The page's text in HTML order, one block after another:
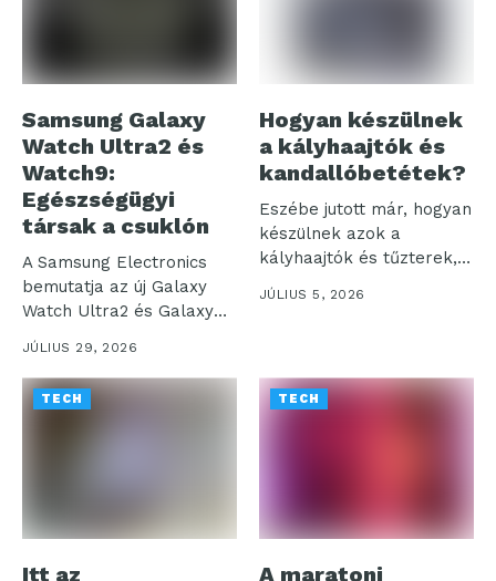
Samsung Galaxy
Watch Ultra2 és
Watch9:
Egészségügyi
társak a csuklón
A Samsung Electronics
bemutatja az új Galaxy
Watch Ultra2 és Galaxy
Watch9...
JÚLIUS 29, 2026
Hogyan készülnek
a kályhaajtók és
kandallóbetétek?
Eszébe jutott már, hogyan
készülnek azok a
kályhaajtók és tűzterek,
amelyek otthonaink...
JÚLIUS 5, 2026
TECH
Itt az
TECH
A maratoni